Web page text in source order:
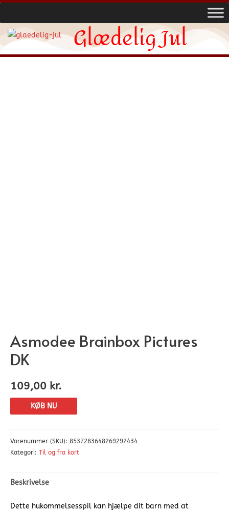
Glædelig Jul
Asmodee Brainbox Pictures
DK
109,00 kr.
KØB NU
Varenummer (SKU): 8537283648269292434
Kategori: Til og fra kort
Beskrivelse
Dette hukommelsesspil kan hjælpe dit barn med at